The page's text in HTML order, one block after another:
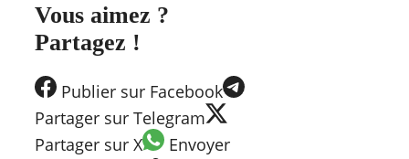
Vous aimez ?
Partagez !
Publier sur Facebook
Partager sur Telegram
Partager sur X
Envoyer